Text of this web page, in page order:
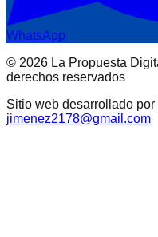
WhatsApp
© 2026 La Propuesta
derechos reservados
Sitio web desarrollado por
jimenez2178@gmail.com